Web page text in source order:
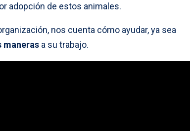
adopción de estos animales.
nos cuenta cómo ayudar, ya sea
maneras a su trabajo.